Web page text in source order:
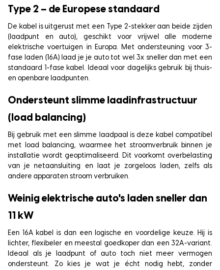
Type 2 – de Europese standaard
De kabel is uitgerust met een Type 2-stekker aan beide zijden
(laadpunt en auto), geschikt voor vrijwel alle moderne
elektrische voertuigen in Europa. Met ondersteuning voor 3-
fase laden (16A) laad je je auto tot wel 3x sneller dan met een
standaard 1-fase kabel. Ideaal voor dagelijks gebruik bij thuis-
en openbare laadpunten.
Ondersteunt slimme laadinfrastructuur
(load balancing)
Bij gebruik met een slimme laadpaal is deze kabel compatibel
met load balancing, waarmee het stroomverbruik binnen je
installatie wordt geoptimaliseerd. Dit voorkomt overbelasting
van je netaansluiting en laat je zorgeloos laden, zelfs als
andere apparaten stroom verbruiken.
Weinig elektrische auto's laden sneller dan
11 kW
Een 16A kabel is dan een logische en voordelige keuze. Hij is
lichter, flexibeler en meestal goedkoper dan een 32A-variant.
Ideaal als je laadpunt of auto toch niet meer vermogen
ondersteunt. Zo kies je wat je écht nodig hebt, zonder